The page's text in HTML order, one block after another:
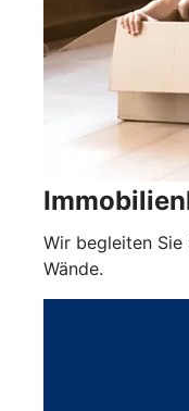
Wir begleiten
Wände.